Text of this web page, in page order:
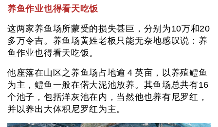
养鱼作业也得看天吃饭
这两家养鱼场所蒙受的损失甚巨，分别为10万和20
多万令吉。养鱼场黄姓老板只能无奈地感叹说：养
鱼作业也得看天吃饭。
他座落在山区之养鱼场占地逾４英亩，以养殖鳢鱼
为主，鳢鱼一般在偌大泥池放养。其鱼场总共有16
个池子，包括洋灰池在内，当然他也养有尼罗红，
并以养出大体积尼罗红为主。